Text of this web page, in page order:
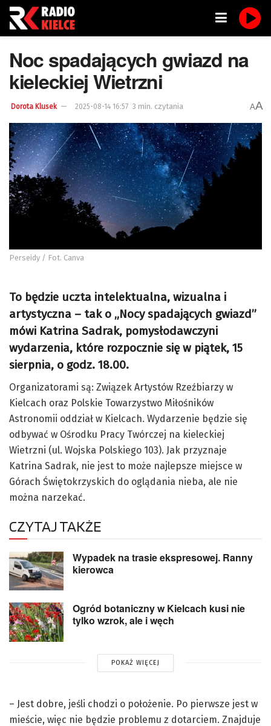
Noc spadających gwiazd na
kieleckiej Wietrzni
Dorota Klusek 2025-08-14 16:57 3 min. czytania AA
Perseidy / Fot. Canva
To będzie uczta intelektualna, wizualna i
artystyczna – tak o „Nocy spadających gwiazd”
mówi Katrina Sadrak, pomysłodawczyni
wydarzenia, które rozpocznie się w piątek, 15
sierpnia, o godz. 18.00.
Organizatorami są: Związek Artystów Rzeźbiarzy w
Kielcach oraz Polskie Towarzystwo Miłośników
Astronomii oddział w Kielcach. Wydarzenie będzie się
odbywać w Ośrodku Pracy Twórczej na kieleckiej
Wietrzni (ul. Wojska Polskiego 103). Jak przyznaje
Katrina Sadrak, nie jest to może najlepsze miejsce w
Górach Świętokrzyskich do oglądania nieba, ale nie
można narzekać.
CZYTAJ TAKŻE
Wypadek na trasie ekspresowej. Ranny
kierowca
Ogród botaniczny w Kielcach kusi nie
tylko wzrok, ale i węch
POKAŻ WIĘCEJ
– Jest dobre, jeśli chodzi o położenie. Po pierwsze jest w
mieście, więc nie będzie problemu z dotarciem. Znajduje